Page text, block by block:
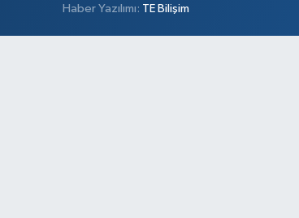
Haber Yazılımı: TE Bilişim